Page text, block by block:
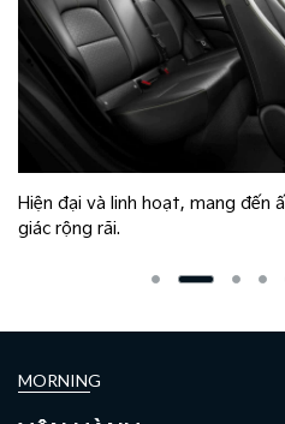
Hiện đại và linh hoạt, mang đến
giác rộng rãi.
MORNING